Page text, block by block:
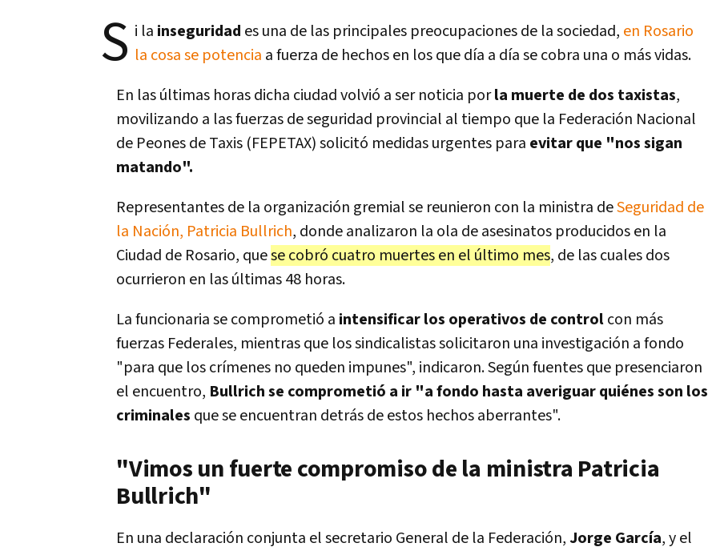
S i la inseguridad es una de las principales preocupaciones de la sociedad, en Rosario
la cosa se potencia a fuerza de hechos en los que día a día se cobra una o más vidas.
En las últimas horas dicha ciudad volvió a ser noticia porla muerte de dos taxistas,
movilizando a las fuerzas de seguridad provincial al tiempo que la Federación Nacional
de Peones de Taxis (FEPETAX) solicitó medidas urgentes para evitar que "nos sigan
matando".
Representantes de la organización gremial se reunieron con la ministra deSeguridad de
la Nación, Patricia Bullrich, donde analizaron la ola de asesinatos producidos en la
Ciudad de Rosario, quese cobró cuatro muertes en el último mes, de las cuales dos
ocurrieron en las últimas 48 horas.
La funcionaria se comprometió a intensificar los operativos de controlcon más
fuerzas Federales, mientras que los sindicalistas solicitaron una investigación a fondo
"para que los crímenes no queden impunes", indicaron. Según fuentes que presenciaron
el encuentro, Bullrich se comprometió a ir "a fondo hasta averiguar quiénes son los
criminales que se encuentran detrás de estos hechos aberrantes".
"Vimos un fuerte compromiso de la ministra Patricia
Bullrich"
En una declaración conjunta el secretario General de la Federación,Jorge García, y el